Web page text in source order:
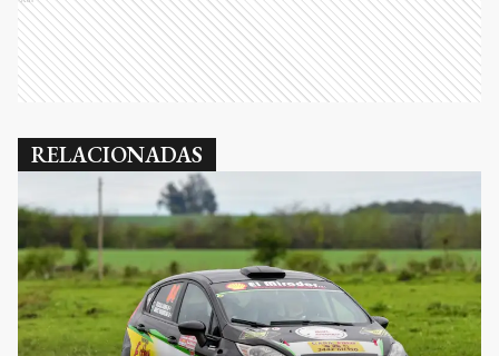
RELACIONADAS